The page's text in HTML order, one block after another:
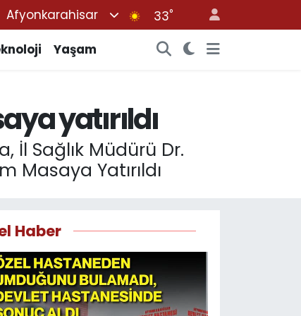
Afyonkarahisar 33°
Yaşam
yatırıldı
İl Sağlık Müdürü Dr.
Masaya Yatırıldı
Haber